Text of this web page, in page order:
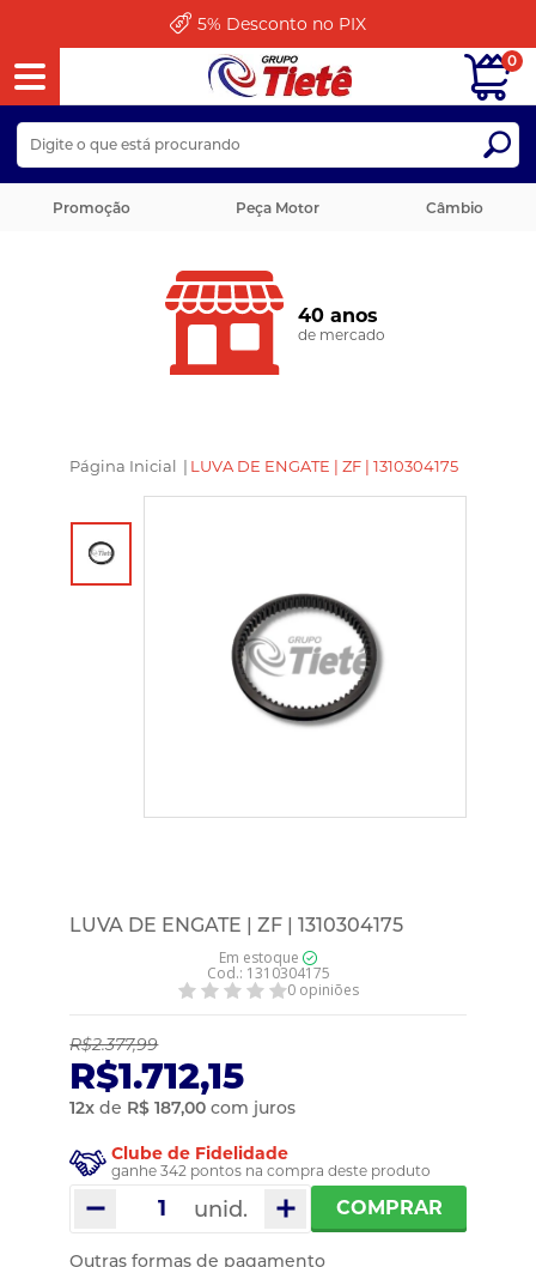
5% Desconto no PIX
Promoção Peça Motor Câmbio
0
40 anos
de mercado
Página Inicial | LUVA DE ENGATE | ZF | 1310304175
LUVA DE ENGATE | ZF | 1310304175
Em estoque
Cod.: 1310304175
0 opiniões
R$2.377,99
R$1.712,15
12x de R$ 187,00 com juros
Clube de Fidelidade
ganhe 342 pontos na compra deste produto
unid. COMPRAR
Outras formas de pagamento